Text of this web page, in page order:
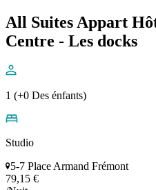
All Suites Appart
Centre - Les docks
1 (+0 Des énfants)
Studio
5-7 Place Armand Frémont
79,15 €